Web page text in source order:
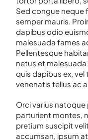
Sed congue neque
semper mauris.
dapibus odio
malesuada fames
Pellentesque
netus et
quis dapibus ex,
venenatis tellus ac
Orci varius
parturient montes,
pretium suscipit
accumsan, ipsum